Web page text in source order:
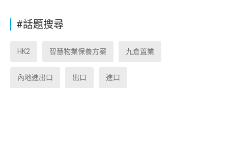
#話題搜尋
HK2 智慧物業保養方案 九倉置業
內地進出口 出口 進口